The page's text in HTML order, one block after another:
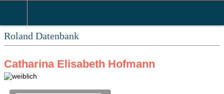
Roland Datenbank
Catharina Elisabeth Hofmann